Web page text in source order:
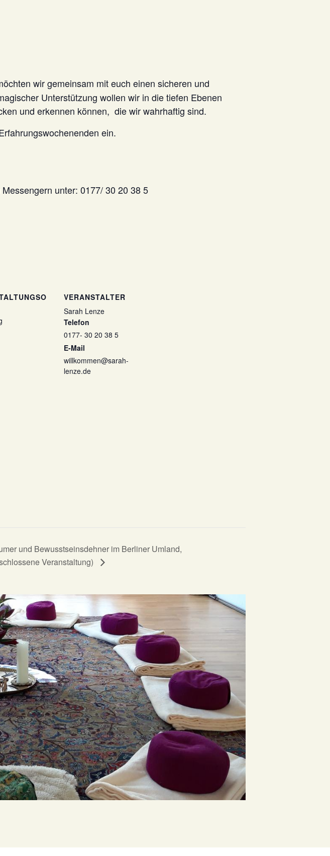
wir gemeinsam mit euch einen sicheren und
Unterstützung wollen wir in die tiefen Ebenen
und erkennen können, die wir wahrhaftig sind.
ein.
unter: 0177/ 30 20 38 5
VERANSTALTER
Sarah Lenze
Telefon
0177- 30 20 38 5
E-Mail
willkommen@sarah-
lenze.de
und Bewusstseinsdehner im Berliner Umland,
Veranstaltung)